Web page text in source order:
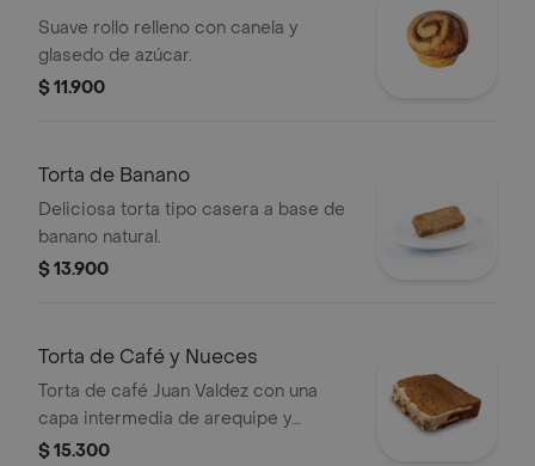
Suave rollo relleno con canela y
glasedo de azúcar.
$ 11.900
Torta de Banano
Deliciosa torta tipo casera a base de
banano natural.
$ 13.900
Torta de Café y Nueces
Torta de café Juan Valdez con una
capa intermedia de arequipe y
cobertura de chocolate blanco,
$ 15.300